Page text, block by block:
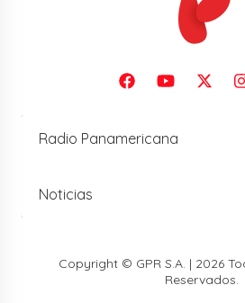
Radio Panamericana
Noticias
Copyright © GPR S.A. | 2026
Reservados.